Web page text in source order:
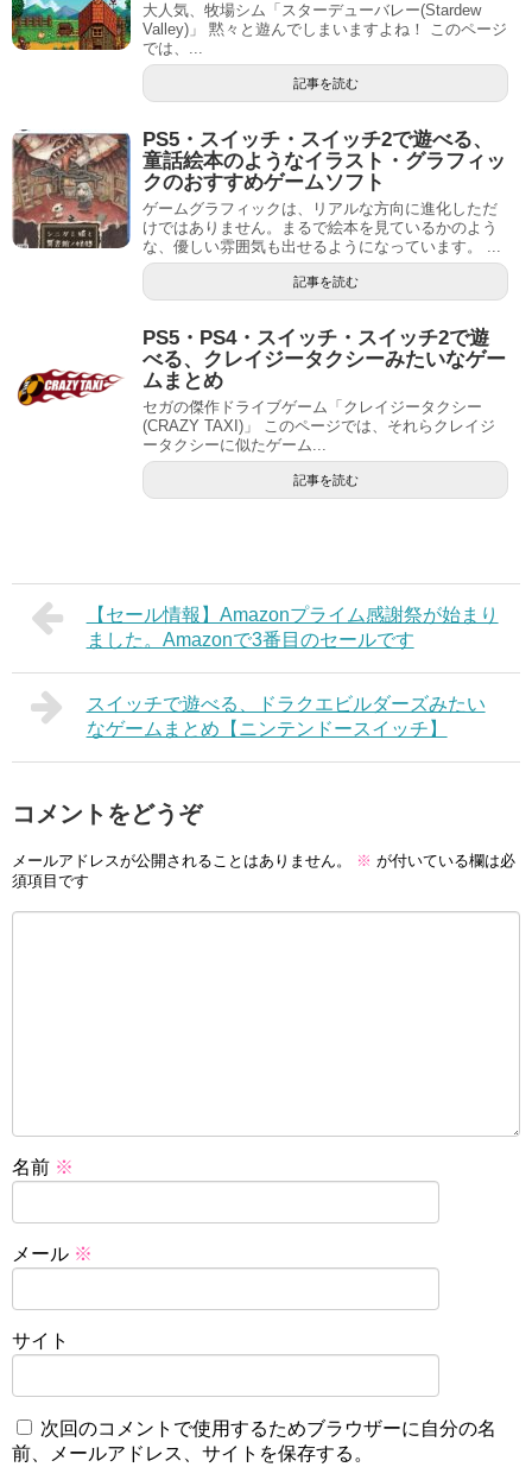
大人気、牧場シム「スターデューバレー(Stardew
Valley)」 黙々と遊んでしまいますよね！ このページ
では、...
記事を読む
PS5・スイッチ・スイッチ2で遊べる、
童話絵本のようなイラスト・グラフィッ
クのおすすめゲームソフト
ゲームグラフィックは、リアルな方向に進化しただ
けではありません。まるで絵本を見ているかのよう
な、優しい雰囲気も出せるようになっています。 ...
記事を読む
PS5・PS4・スイッチ・スイッチ2で遊
べる、クレイジータクシーみたいなゲー
ムまとめ
セガの傑作ドライブゲーム「クレイジータクシー
(CRAZY TAXI)」 このページでは、それらクレイジ
ータクシーに似たゲーム...
記事を読む
【セール情報】Amazonプライム感謝祭が始まり
ました。Amazonで3番目のセールです
スイッチで遊べる、ドラクエビルダーズみたい
なゲームまとめ【ニンテンドースイッチ】
コメントをどうぞ
メールアドレスが公開されることはありません。 ※ が付いている欄は必
須項目です
名前 ※
メール ※
サイト
次回のコメントで使用するためブラウザーに自分の名
前、メールアドレス、サイトを保存する。